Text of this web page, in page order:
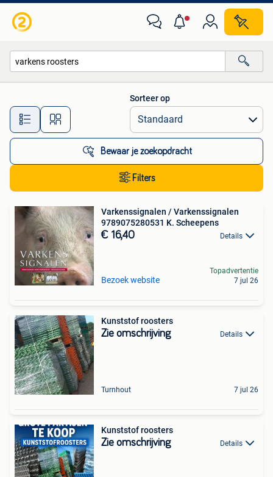
Alle afstanden…
Sorteer op
Bewaar je zoekopdracht
Filters
Varkenssignalen / Varkenssignalen
9789075280531 K. Scheepens
€ 16,40 Details
Bezoek website
Topadvertentie
7 jul 26
Kunststof roosters
Zie omschrijving Details
Turnhout 7 jul 26
Kunststof roosters
Zie omschrijving Details